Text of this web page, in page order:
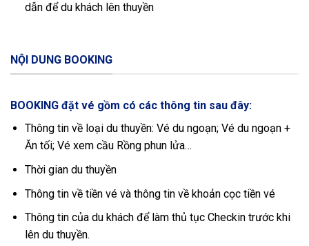
dẫn để du khách lên thuyền
NỘI DUNG BOOKING
BOOKING đặt vé gồm có các thông tin sau đây:
Thông tin về loại du thuyền: Vé du ngoạn; Vé du ngoạn +
Ăn tối; Vé xem cầu Rồng phun lửa…
Thời gian du thuyền
Thông tin về tiền vé và thông tin về khoản cọc tiền vé
Thông tin của du khách để làm thủ tục Checkin trước khi
lên du thuyền.